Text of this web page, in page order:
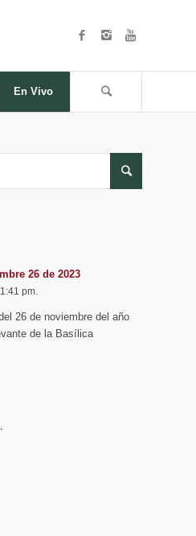
En Vivo
26 de 2023
pm.
26 de noviembre del año
de la Basílica